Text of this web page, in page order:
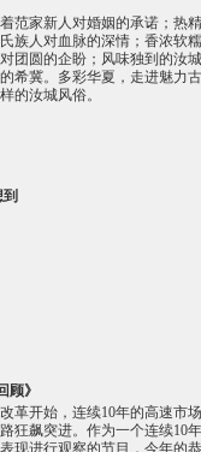
范家新人对婚姻的承诺；热
族人对血脉的深情；香浓软
团圆的企盼；风味独到的汝
希冀。多彩华夏，走进魅力古
的汝城风俗。
顾》
革开始，连续10年的高速市
狂飙突进。作为一个连续10
现进行观察的节目，今年的